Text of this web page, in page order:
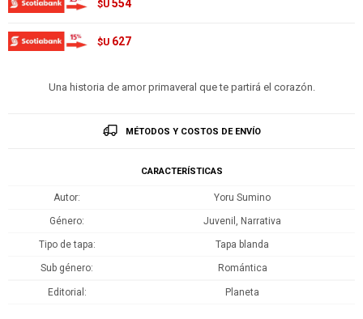
$U 554
$U 627
Una historia de amor primaveral que te partirá el corazón.
MÉTODOS Y COSTOS DE ENVÍO
CARACTERÍSTICAS
Autor Yoru Sumino
Género Juvenil, Narrativa
Tipo de tapa Tapa blanda
Sub género Romántica
Editorial Planeta